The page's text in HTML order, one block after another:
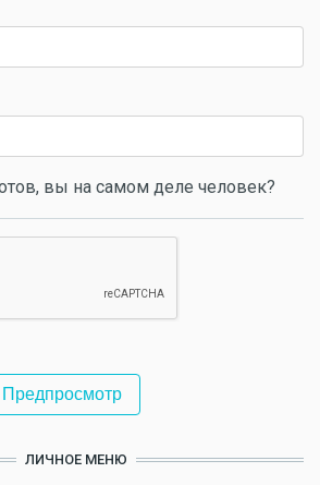
вы на самом деле человек?
ЛИЧНОЕ МЕНЮ